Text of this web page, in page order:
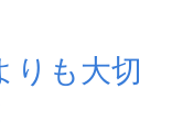
りも大切